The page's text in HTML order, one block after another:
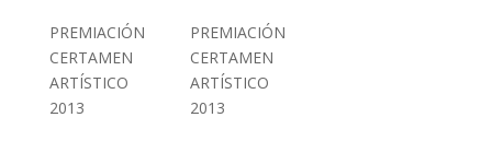
PREMIACIÓN
CERTAMEN
ARTÍSTICO
2013
PREMIACIÓN
CERTAMEN
ARTÍSTICO
2013